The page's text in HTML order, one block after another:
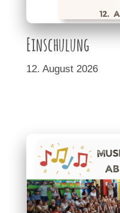
Einschulung
12. August 2026